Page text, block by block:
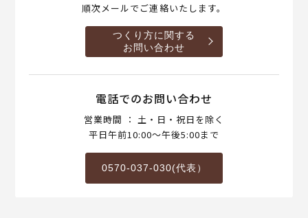
順次メールでご連絡いたします。
つくり方に関する
お問い合わせ
電話でのお問い合わせ
営業時間 ： 土・日・祝日を除く
平日午前10:00～午後5:00まで
0570-037-030(代表）